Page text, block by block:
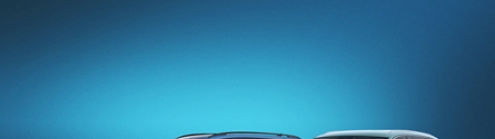
Przejdź do treści
Przejdź do stopki